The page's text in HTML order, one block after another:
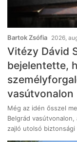
Bartok Zsófia 2026,
Vitézy Dávid
bejelentette,
vasútvonalon
Még az idén ősszel
Belgrád
zajló utolsó